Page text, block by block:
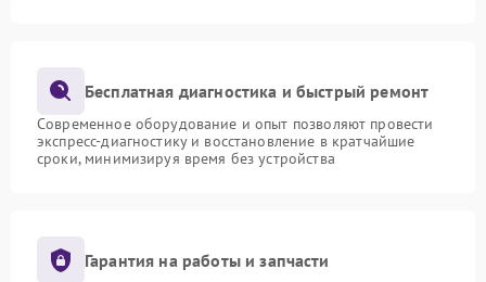
Бесплатная диагностика и быстрый ремонт
Современное оборудование и опыт позволяют провести
экспресс-диагностику и восстановление в кратчайшие
сроки, минимизируя время без устройства
Гарантия на работы и запчасти